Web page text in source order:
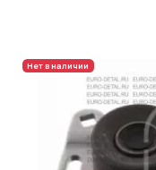
Нет в наличии